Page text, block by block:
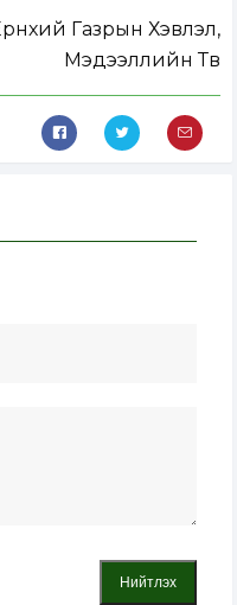
Газрын Хэвлэл,
Мэдээллийн Төв
Нийтлэх